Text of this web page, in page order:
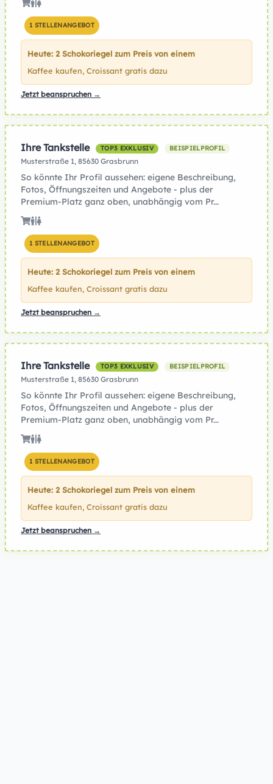
1 STELLENANGEBOT
Heute: 2 Schokoriegel zum Preis von einem
Kaffee kaufen, Croissant gratis dazu
Jetzt beanspruchen →
Ihre Tankstelle TOP3 EXKLUSIV BEISPIELPROFIL
Musterstraße 1, 85630 Grasbrunn
So könnte Ihr Profil aussehen: eigene Beschreibung,
Fotos, Öffnungszeiten und Angebote - plus der
Premium-Platz ganz oben, unabhängig vom Pr...
1 STELLENANGEBOT
Heute: 2 Schokoriegel zum Preis von einem
Kaffee kaufen, Croissant gratis dazu
Jetzt beanspruchen →
Ihre Tankstelle TOP3 EXKLUSIV BEISPIELPROFIL
Musterstraße 1, 85630 Grasbrunn
So könnte Ihr Profil aussehen: eigene Beschreibung,
Fotos, Öffnungszeiten und Angebote - plus der
Premium-Platz ganz oben, unabhängig vom Pr...
1 STELLENANGEBOT
Heute: 2 Schokoriegel zum Preis von einem
Kaffee kaufen, Croissant gratis dazu
Jetzt beanspruchen →